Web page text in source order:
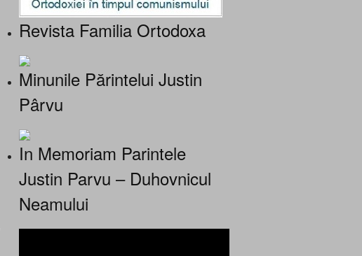
Revista Familia Ortodoxa
Minunile Părintelui Justin
Pârvu
In Memoriam Parintele
Justin Parvu – Duhovnicul
Neamului